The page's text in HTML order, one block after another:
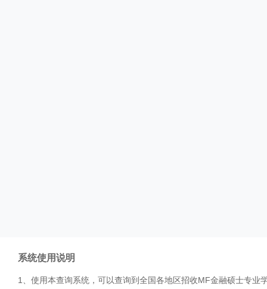
系统使用说明
1、使用本查询系统，可以查询到全国各地区招收MF金融硕士专